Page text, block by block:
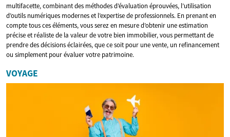
multifacette, combinant des méthodes d’évaluation éprouvées, l’utilisation
d’outils numériques modernes et l’expertise de professionnels. En prenant en
compte tous ces éléments, vous serez en mesure d’obtenir une estimation
précise et réaliste de la valeur de votre bien immobilier, vous permettant de
prendre des décisions éclairées, que ce soit pour une vente, un refinancement
ou simplement pour évaluer votre patrimoine.
VOYAGE